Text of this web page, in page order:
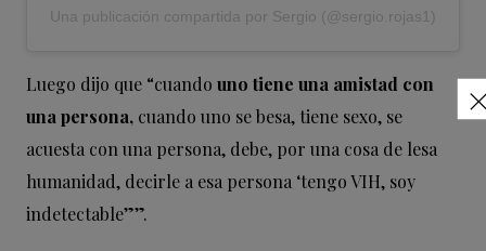
Una publicación compartida por Sergio (@sergio.rojas1)
Luego dijo que “cuando uno tiene una amistad con
una persona, cuando uno se besa, tiene sexo, se
acuesta con una persona, debe, por una cosa de lesa
humanidad, decirle a esa persona ‘tengo VIH, soy
indetectable””.